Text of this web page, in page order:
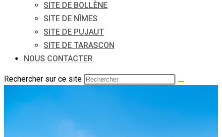
SITE DE BOLLÈNE
SITE DE NÎMES
SITE DE PUJAUT
SITE DE TARASCON
NOUS CONTACTER
Rechercher sur ce site